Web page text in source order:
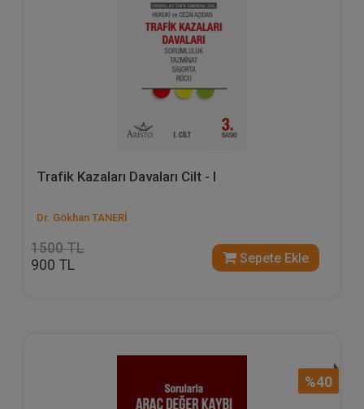
Trafik Kazaları Davaları Cilt - I
Dr. Gökhan TANERİ
1500 TL
900 TL Sepete Ekle
%40